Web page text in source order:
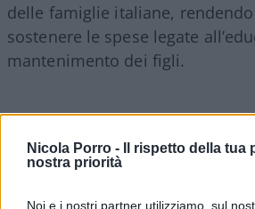
Nicola Porro -
Il rispetto della tua
nostra priorità
Noi e i nostri partner utilizziamo, sul
delle famiglie italiane,
sostenere le spese legate
mantenimento dei figli.
Da molti anni in Italia permane
incertezza economica